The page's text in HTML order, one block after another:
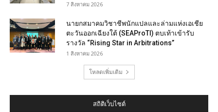
7 สิงหาคม 2026
นายกสมาคมวิชาชีพนักแปลและล่ามแห่งเอเชีย
ตะวันออกเฉียงใต้ (SEAProTI) ตบเท้าเข้ารับ
รางวัล “Rising Star in Arbitrations”
1 สิงหาคม 2026
โหลดเพิ่มเติม
สถิติเว็บไซต์